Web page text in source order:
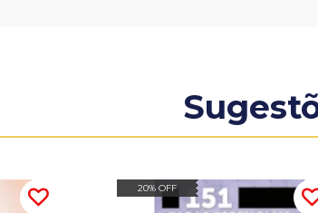
20% OFF